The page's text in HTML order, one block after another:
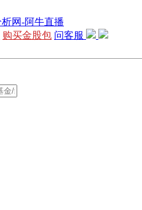
购买金股包 问客服